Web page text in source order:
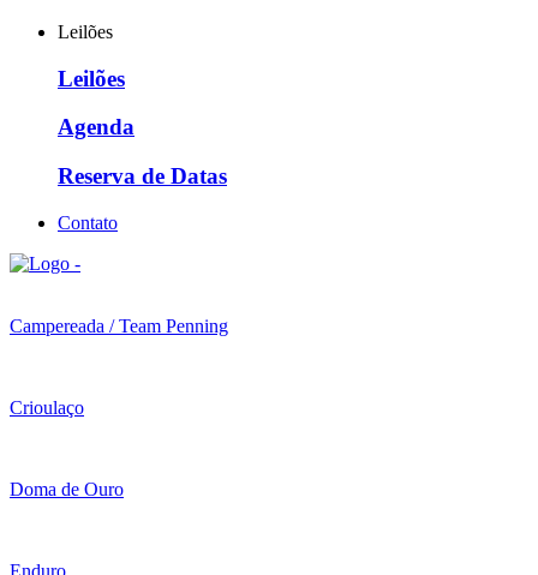
Leilões
Leilões
Agenda
Reserva de Datas
Contato
Campereada / Team Penning
Crioulaço
Doma de Ouro
Enduro